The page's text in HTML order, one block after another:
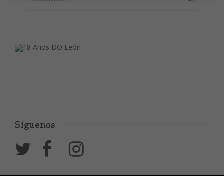
Síguenos